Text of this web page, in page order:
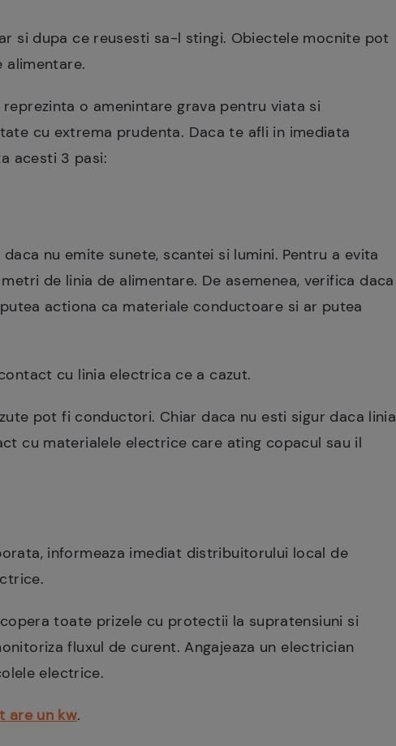
si dupa ce reusesti sa-l stingi. Obiectele mocnite pot
alimentare.
o amenintare grava pentru viata si
cu extrema prudenta. Daca te afli in imediata
acesti 3 pasi:
nu emite sunete, scantei si lumini. Pentru a evita
de linia de alimentare. De asemenea, verifica daca
actiona ca materiale conductoare si ar putea
cu linia electrica ce a cazut.
pot fi conductori. Chiar daca nu esti sigur daca linia
cu materialele electrice care ating copacul sau il
informeaza imediat distribuitorului local de
toate prizele cu protectii la supratensiuni si
fluxul de curent. Angajeaza un electrician
electrice.
are un kw.